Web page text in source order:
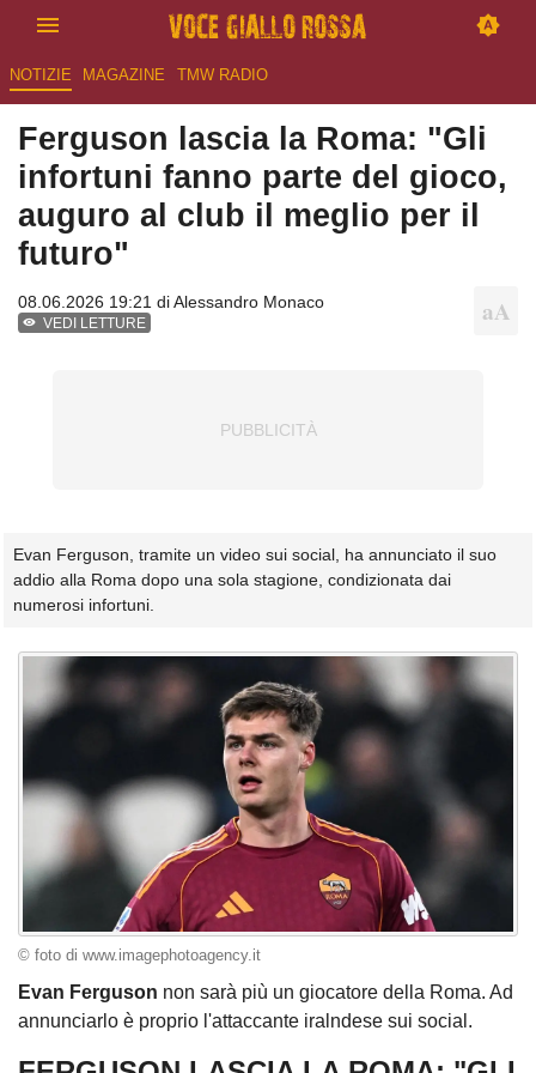
NOTIZIE MAGAZINE TMW RADIO
Ferguson lascia la Roma: "Gli
infortuni fanno parte del gioco,
auguro al club il meglio per il
futuro"
08.06.2026 19:21 diAlessandro Monaco
VEDI LETTURE
Evan Ferguson, tramite un video sui social, ha annunciato il suo
addio alla Roma dopo una sola stagione, condizionata dai
numerosi infortuni.
© foto di www.imagephotoagency.it
Evan Ferguson non sarà più un giocatore della Roma. Ad
annunciarlo è proprio l'attaccante iralndese sui social.